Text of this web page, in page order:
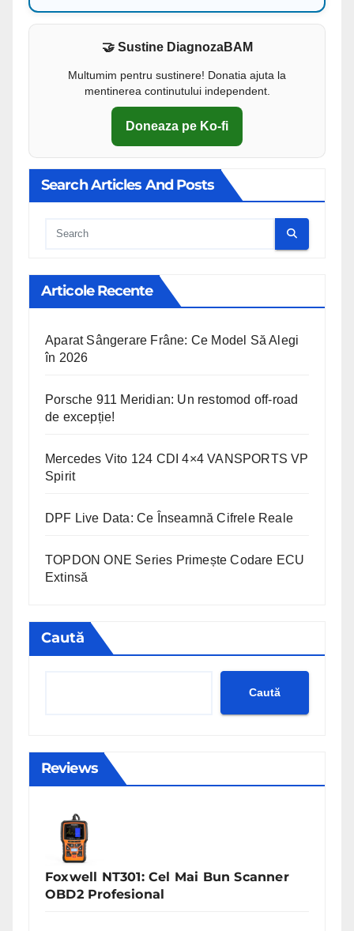
🤝 Sustine DiagnozaBAM
Multumim pentru sustinere! Donatia ajuta la
mentinerea continutului independent.
Doneaza pe Ko-fi
Search Articles And Posts
Cauta
Articole Recente
Aparat Sângerare Frâne: Ce Model Să Alegi
în 2026
Porsche 911 Meridian: Un restomod off-road
de excepție!
Mercedes Vito 124 CDI 4×4 VANSPORTS VP
Spirit
DPF Live Data: Ce Înseamnă Cifrele Reale
TOPDON ONE Series Primește Codare ECU
Extinsă
Caută
Caută
Reviews
Foxwell NT301: Cel Mai Bun Scanner
OBD2 Profesional